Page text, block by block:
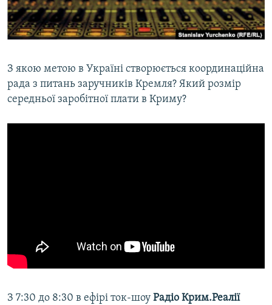
ВІДЕОУРОКИ «ELIFBE»
СВІДЧЕННЯ ОКУПАЦІЇ
Русский
Qırımtatar
З якою метою в Україні створюється координаційна
рада з питань заручників Кремля? Який розмір
середньої заробітної плати в Криму?
З 7:30 до 8:30 в ефірі ток-шоу Радіо Крим.Реалії